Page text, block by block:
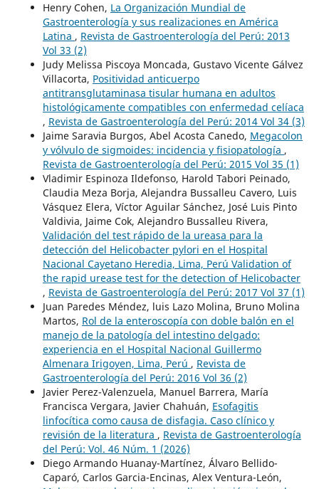
Henry Cohen, La Organización Mundial de
Gastroenterología y sus realizaciones en América
Latina , Revista de Gastroenterología del Perú: 2013
Vol 33 (2)
Judy Melissa Piscoya Moncada, Gustavo Vicente Gálvez
Villacorta, Positividad anticuerpo
antitransglutaminasa tisular humana en adultos
histológicamente compatibles con enfermedad celíaca
, Revista de Gastroenterología del Perú: 2014 Vol 34 (3)
Jaime Saravia Burgos, Abel Acosta Canedo, Megacolon
y vólvulo de sigmoides: incidencia y fisiopatología ,
Revista de Gastroenterología del Perú: 2015 Vol 35 (1)
Vladimir Espinoza Ildefonso, Harold Tabori Peinado,
Claudia Meza Borja, Alejandra Bussalleu Cavero, Luis
Vásquez Elera, Víctor Aguilar Sánchez, José Luis Pinto
Valdivia, Jaime Cok, Alejandro Bussalleu Rivera,
Validación del test rápido de la ureasa para la
detección del Helicobacter pylori en el Hospital
Nacional Cayetano Heredia, Lima, Perú Validation of
the rapid urease test for the detection of Helicobacter
, Revista de Gastroenterología del Perú: 2017 Vol 37 (1)
Juan Paredes Méndez, luis Lazo Molina, Bruno Molina
Martos, Rol de la enteroscopía con doble balón en el
manejo de la patología del intestino delgado:
experiencia en el Hospital Nacional Guillermo
Almenara Irigoyen, Lima, Perú , Revista de
Gastroenterología del Perú: 2016 Vol 36 (2)
Javier Perez-Valenzuela, Manuel Barrera, María
Francisca Vergara, Javier Chahuán, Esofagitis
linfocítica como causa de disfagia. Caso clínico y
revisión de la literatura , Revista de Gastroenterología
del Perú: Vol. 46 Núm. 1 (2026)
Diego Armando Huanay-Martínez, Álvaro Bellido-
Caparó, Carlos Garcia-Encinas, Alex Ventura-León,